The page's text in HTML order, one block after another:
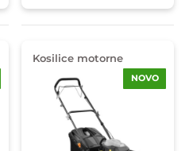
Kosilice motorne
NOVO